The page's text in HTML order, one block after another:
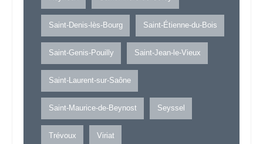
Saint-Denis-lès-Bourg Saint-Étienne-du-Bois
Saint-Genis-Pouilly Saint-Jean-le-Vieux
Saint-Laurent-sur-Saône
Saint-Maurice-de-Beynost Seyssel
Trévoux Viriat